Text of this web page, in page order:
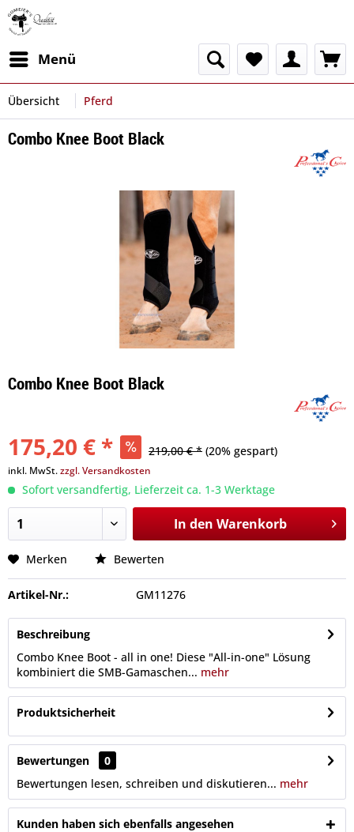
Menü
Übersicht Pferd
Combo Knee Boot Black
Combo Knee Boot Black
175,20 € * 219,00 € * (20% gespart)
inkl. MwSt.zzgl. Versandkosten
Sofort versandfertig, Lieferzeit ca. 1-3 Werktage
In den Warenkorb
Merken Bewerten
Artikel-Nr.: GM11276
Beschreibung
Combo Knee Boot - all in one! Diese "All-in-one" Lösung
kombiniert die SMB-Gamaschen... mehr
Produktsicherheit
Bewertungen
0
Bewertungen lesen, schreiben und diskutieren... mehr
Kunden haben sich ebenfalls angesehen